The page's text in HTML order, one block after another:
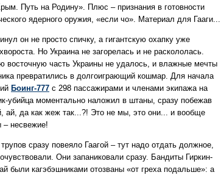
Путь на Родину». Плюс – признания в готовности
ядерного оружия, «если чо». Материал для Гааги...
он не просто спичку, а гигантскую охапку уже
Но Украина не загорелась и не раскололась.
восточную часть Украины не удалось, и влажные мечты
превратились в долгоиграющий кошмар. Для начала
Боинг-777 с 298 пассажирами и членами экипажа на
убийца моментально наложил в штаны, сразу побежав
ай, да как жеж так...?! Это не мы, это они... и вообще
– несвежие!
сразу повеяло Гаагой – тут надо отдать должное,
Они запаниковали сразу. Бандиты Гиркин-
были кагэбэшниками отозваны «от греха подальше»: а